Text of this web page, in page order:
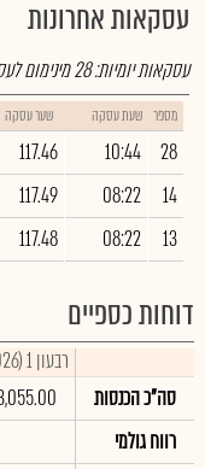
עסקאות אחרונות
עסקאות יומיות:28מינימום
מספר שעת עסקה שער עסקה
28
10:44
117.46
14
08:22
117.49
13
08:22
117.48
דוחות כספיים
רבעון 1 (2026)
סה"כ הכנסות
רווח גולמי